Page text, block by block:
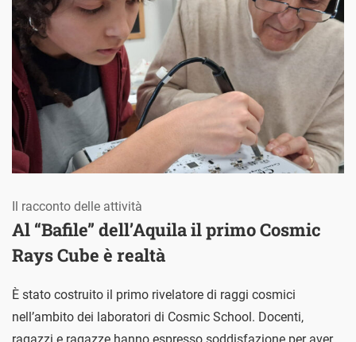
Al “Bafile” dell’Aquila il primo Cosmic
Rays Cube è realtà
Il racconto delle attività
È stato costruito il primo rivelatore di raggi cosmici
nell’ambito dei laboratori di Cosmic School. Docenti,